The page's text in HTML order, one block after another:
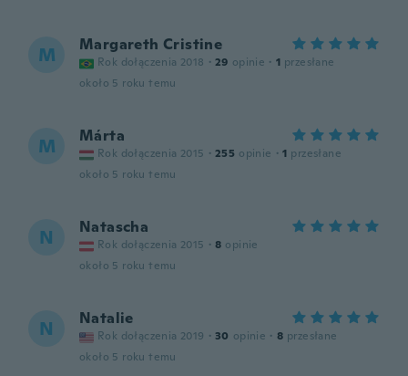
M Margareth Cristine
Rok dołączenia 2018 · 29 opinie · 1 przesłane
około 5 roku temu
M Márta
Rok dołączenia 2015 · 255 opinie · 1 przesłane
około 5 roku temu
N Natascha
Rok dołączenia 2015 · 8 opinie
około 5 roku temu
N Natalie
Rok dołączenia 2019 · 30 opinie · 8 przesłane
około 5 roku temu